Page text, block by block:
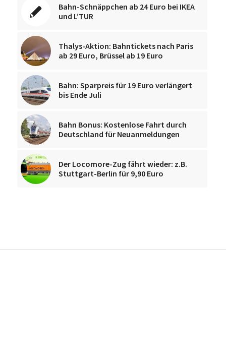
Bahn-Schnäppchen ab 24 Euro bei IKEA
und L’TUR
Thalys-Aktion: Bahntickets nach Paris
ab 29 Euro, Brüssel ab 19 Euro
Bahn: Sparpreis für 19 Euro verlängert
bis Ende Juli
Bahn Bonus: Kostenlose Fahrt durch
Deutschland für Neuanmeldungen
Der Locomore-Zug fährt wieder: z.B.
Stuttgart-Berlin für 9,90 Euro